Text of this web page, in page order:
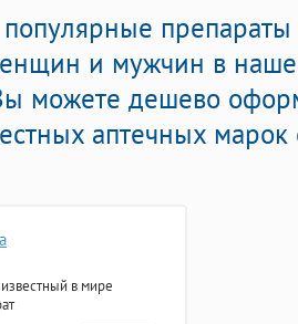
популярные
и мужчин в
можете дешево
аптечных марок
в мире